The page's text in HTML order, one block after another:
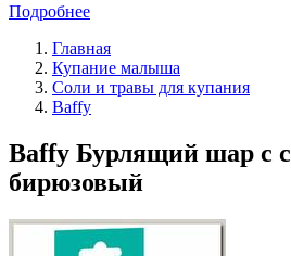
Подробнее
Главная
Купание малыша
Соли и травы для купания
Baffy
Baffy Бурлящий шар с
бирюзовый